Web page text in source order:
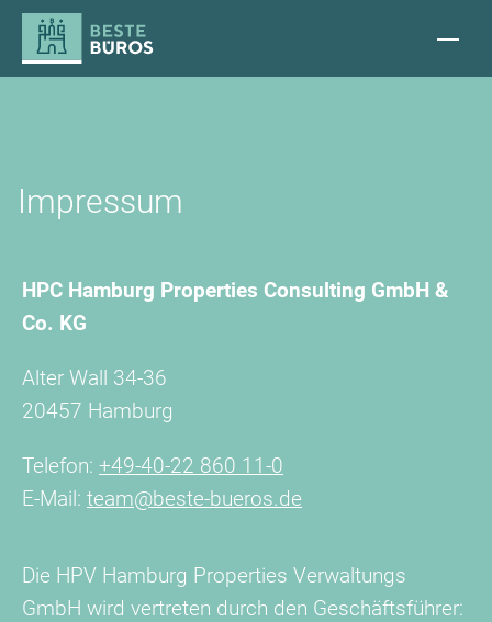
Impressum
HPC Hamburg Properties Consulting GmbH &
Co. KG
Alter Wall 34-36
20457 Hamburg
Telefon: +49-40-22 860 11-0
E-Mail: team@beste-bueros.de
Die HPV Hamburg Properties Verwaltungs
GmbH wird vertreten durch den Geschäftsführer: